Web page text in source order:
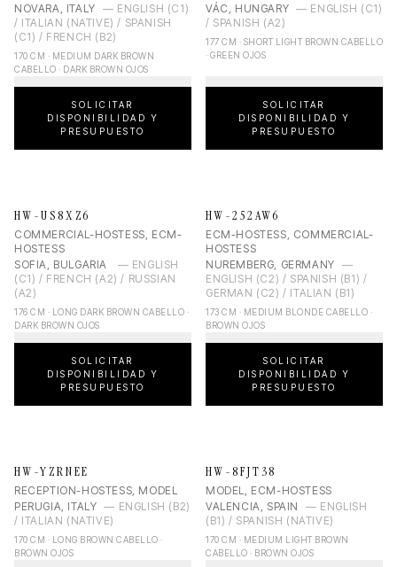
NOVARA, ITALY — ENGLISH (C1)
/ ITALIAN (NATIVE) / SPANISH
(C1) / FRENCH (B2)
170 CM · MEDIUM DARK BROWN
CABELLO · DARK BROWN OJOS
SOLICITAR
DISPONIBILIDAD Y
PRESUPUESTO
VÁC, HUNGARY — ENGLISH (C1)
/ SPANISH (A2)
177 CM · SHORT LIGHT BROWN CABELLO
· GREEN OJOS
SOLICITAR
DISPONIBILIDAD Y
PRESUPUESTO
HW-US8XZ6
COMMERCIAL-HOSTESS, ECM-
HOSTESS
SOFIA, BULGARIA
— ENGLISH
(C1) / FRENCH (A2) / RUSSIAN
(A2)
176 CM · LONG DARK BROWN CABELLO ·
DARK BROWN OJOS
SOLICITAR
DISPONIBILIDAD Y
PRESUPUESTO
HW-252AW6
ECM-HOSTESS, COMMERCIAL-
HOSTESS
NUREMBERG, GERMANY —
ENGLISH (C2) / SPANISH (B1) /
GERMAN (C2) / ITALIAN (B1)
173 CM · MEDIUM BLONDE CABELLO ·
BROWN OJOS
SOLICITAR
DISPONIBILIDAD Y
PRESUPUESTO
HW-YZRNEE
RECEPTION-HOSTESS, MODEL
PERUGIA, ITALY — ENGLISH (B2)
/ ITALIAN (NATIVE)
170 CM · LONG BROWN CABELLO ·
BROWN OJOS
HW-8FJT38
MODEL, ECM-HOSTESS
VALENCIA, SPAIN
— ENGLISH
(B1) / SPANISH (NATIVE)
170 CM · MEDIUM LIGHT BROWN
CABELLO · BROWN OJOS